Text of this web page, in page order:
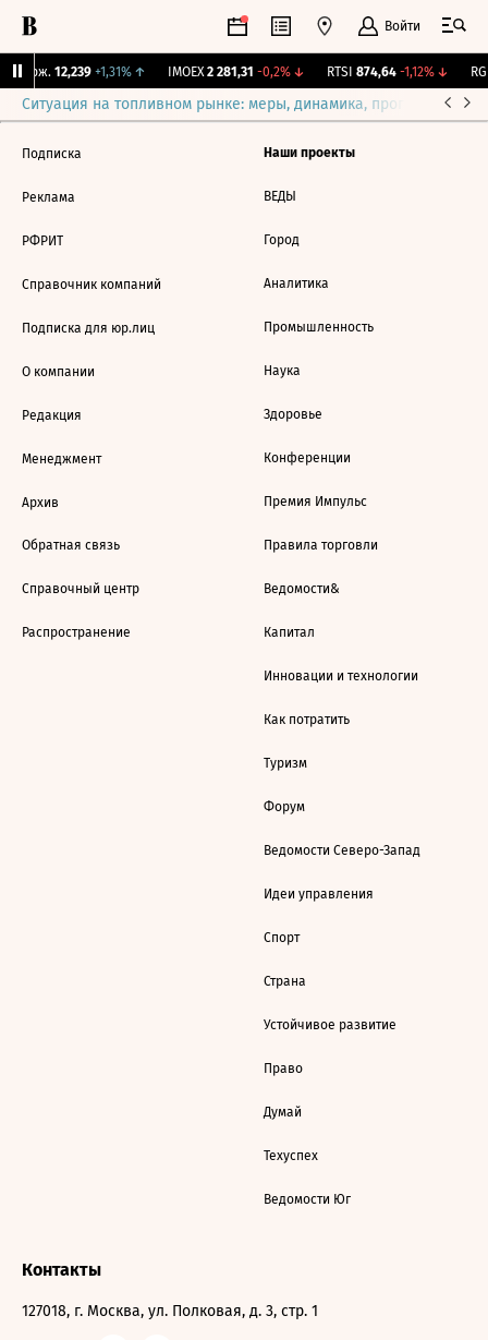
Войти
Бирж. 12,239 +1,31%↑ IMOEX 2 281,31 -0,2%↓ RTSI 874,64 -1,12%↓
Ситуация на топливном рынке: меры, динамика, прогнозы
Подписка
Реклама
РФРИТ
Справочник компаний
Подписка для юр.лиц
О компании
Редакция
Менеджмент
Архив
Обратная связь
Справочный центр
Распространение
Наши проекты
ВЕДЫ
Город
Аналитика
Промышленность
Наука
Здоровье
Конференции
Премия Импульс
Правила торговли
Ведомости&
Капитал
Инновации и технологии
Как потратить
Туризм
Форум
Ведомости Северо-Запад
Идеи управления
Спорт
Страна
Устойчивое развитие
Право
Думай
Техуспех
Ведомости Юг
Контакты
127018, г. Москва, ул. Полковая, д. 3, стр. 1